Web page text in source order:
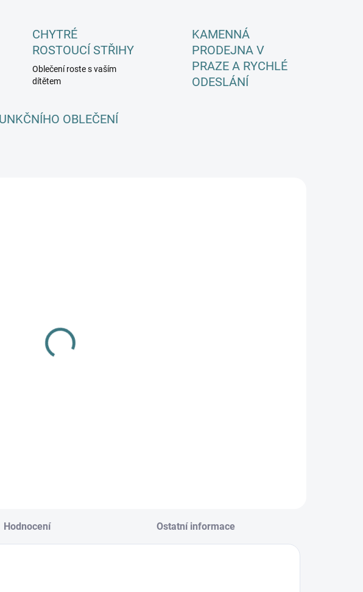
CHYTRÉ
ROSTOUCÍ STŘIHY
Oblečení roste s vaším
dítětem
KAMENNÁ
PRODEJNA V
PRAZE A RYCHLÉ
ODESLÁNÍ
OBLEČENÍ
Hodnocení Ostatní informace